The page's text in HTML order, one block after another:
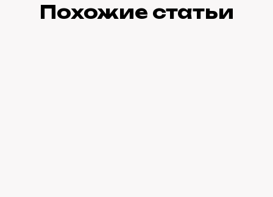
Похожие статьи